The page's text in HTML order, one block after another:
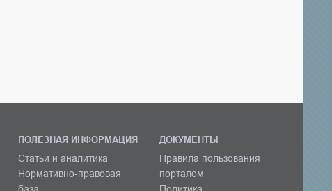
ПОЛЕЗНАЯ ИНФОРМАЦИЯ
Статьи и аналитика
Нормативно-правовая
ДОКУМЕНТЫ
Правила пользования
порталом